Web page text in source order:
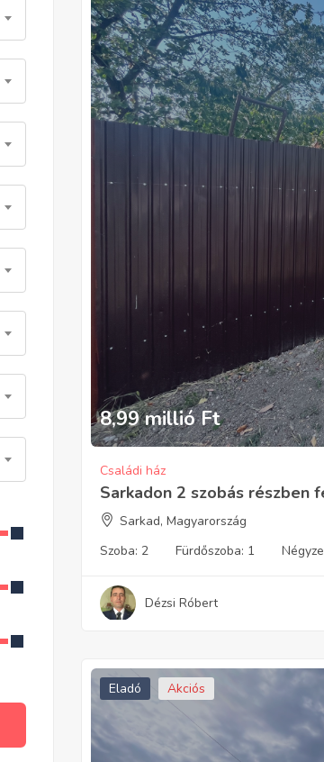
8,99 millió Ft
Családi ház
Sarkadon 2 szobás részben
Sarkad, Magyarország
Szoba: 2 Fürdőszoba: 1
Dézsi Róbert
Eladó Akciós